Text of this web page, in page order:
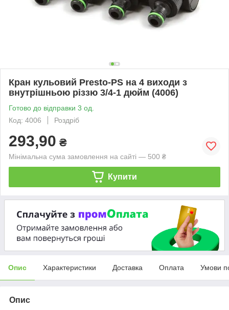
Кран кульовий Presto-PS на 4 виходи з
внутрішньою різзю 3/4-1 дюйм (4006)
Готово до відправки 3 од.
Код: 4006
Роздріб
293,90 ₴
Мінімальна сума замовлення на сайті — 500 ₴
Купити
Опис Характеристики Доставка Оплата Умови
Опис